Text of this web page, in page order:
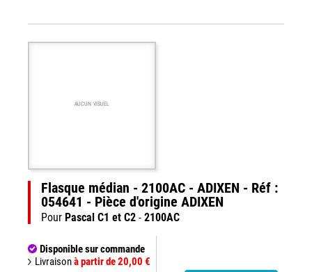
AUCUN VISUEL
Flasque médian - 2100AC - ADIXEN - Réf :
054641 - Pièce d'origine ADIXEN
Pour Pascal C1 et C2 - 2100AC
Disponible sur commande
Livraisonà partir de 20,00 €